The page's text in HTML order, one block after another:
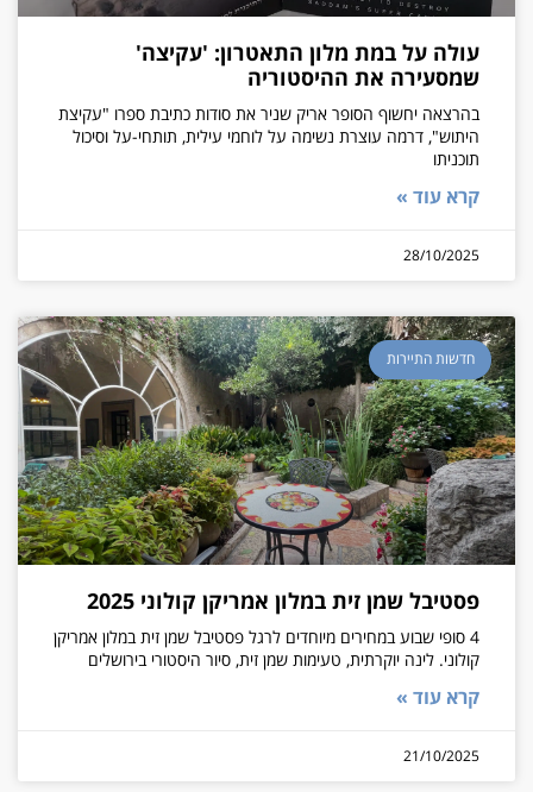
עולה על במת מלון התאטרון: 'עקיצה'
שמסעירה את ההיסטוריה
בהרצאה יחשוף הסופר אריק שניר את סודות כתיבת ספרו "עקיצת
היתוש", דרמה עוצרת נשימה על לוחמי עילית, תותחי-על וסיכול
תוכניתו
קרא עוד »
28/10/2025
חדשות התיירות
פסטיבל שמן זית במלון אמריקן קולוני 2025
4 סופי שבוע במחירים מיוחדים לרגל פסטיבל שמן זית במלון אמריקן
קולוני. לינה יוקרתית, טעימות שמן זית, סיור היסטורי בירושלים
קרא עוד »
21/10/2025